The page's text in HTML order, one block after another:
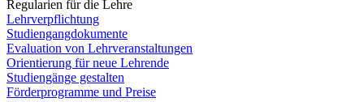
Regularien für die Lehre
Lehrverpflichtung
Studiengangdokumente
Evaluation von Lehrveranstaltungen
Orientierung für neue Lehrende
Studiengänge gestalten
Förderprogramme und Preise